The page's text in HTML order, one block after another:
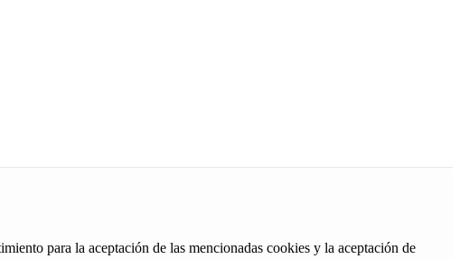
para la aceptación de las mencionadas cookies y la aceptación de